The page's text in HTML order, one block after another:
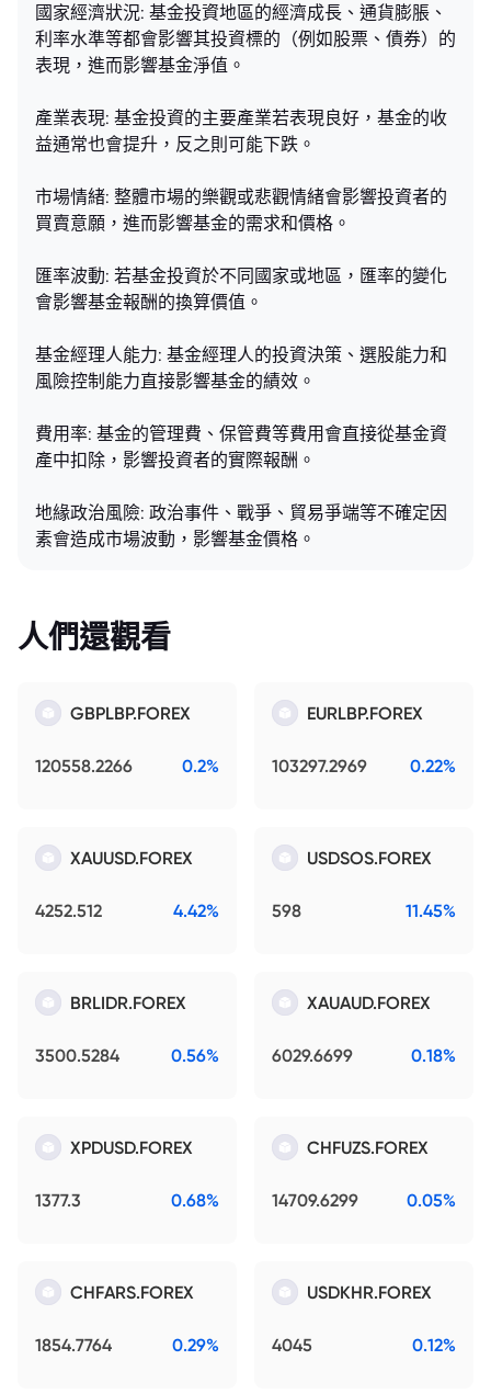
國家經濟狀況: 基金投資地區的經濟成長、通貨膨脹、
利率水準等都會影響其投資標的（例如股票、債券）的
表現，進而影響基金淨值。
產業表現: 基金投資的主要產業若表現良好，基金的收
益通常也會提升，反之則可能下跌。
市場情緒: 整體市場的樂觀或悲觀情緒會影響投資者的
買賣意願，進而影響基金的需求和價格。
匯率波動: 若基金投資於不同國家或地區，匯率的變化
會影響基金報酬的換算價值。
基金經理人能力: 基金經理人的投資決策、選股能力和
風險控制能力直接影響基金的績效。
費用率: 基金的管理費、保管費等費用會直接從基金資
產中扣除，影響投資者的實際報酬。
地緣政治風險: 政治事件、戰爭、貿易爭端等不確定因
素會造成市場波動，影響基金價格。
人們還觀看
GBPLBP.FOREX
120558.2266 0.2%
EURLBP.FOREX
103297.2969 0.22%
XAUUSD.FOREX
4252.512 4.42%
USDSOS.FOREX
598 11.45%
BRLIDR.FOREX
3500.5284 0.56%
XAUAUD.FOREX
6029.6699 0.18%
XPDUSD.FOREX
1377.3 0.68%
CHFUZS.FOREX
14709.6299 0.05%
CHFARS.FOREX
1854.7764 0.29%
USDKHR.FOREX
4045 0.12%